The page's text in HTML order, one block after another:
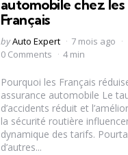
automobile chez les
Français
Posted
by
byAuto Expert
7 mois ago
0 Comments
4 min
Pourquoi les Français
assurance automobile Le
d’accidents réduit et
la sécurité routière
dynamique des tarifs.
d’autres...